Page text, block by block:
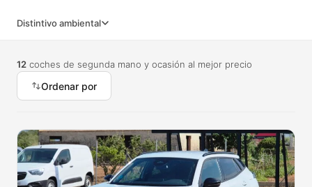
Distintivo ambiental
12 coches de segunda mano y ocasión al mejor precio
Ordenar por